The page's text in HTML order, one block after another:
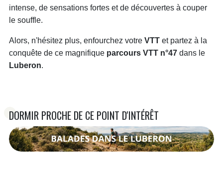
intense, de sensations fortes et de découvertes à couper
le souffle.
Alors, n'hésitez plus, enfourchez votre VTTet partez à la
conquête de ce magnifique parcours VTT n°47dans le
Luberon.
DORMIR PROCHE DE CE POINT D'INTÉRÊT